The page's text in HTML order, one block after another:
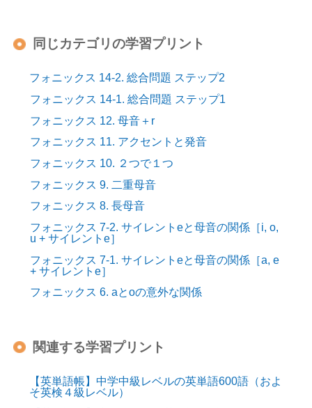
同じカテゴリの学習プリント
フォニックス 14-2. 総合問題 ステップ2
フォニックス 14-1. 総合問題 ステップ1
フォニックス 12. 母音＋r
フォニックス 11. アクセントと発音
フォニックス 10. ２つで１つ
フォニックス 9. 二重母音
フォニックス 8. 長母音
フォニックス 7-2. サイレントeと母音の関係［i, o,
u + サイレントe］
フォニックス 7-1. サイレントeと母音の関係［a, e
+ サイレントe］
フォニックス 6. aとoの意外な関係
関連する学習プリント
【英単語帳】中学中級レベルの英単語600語（およ
そ英検４級レベル）